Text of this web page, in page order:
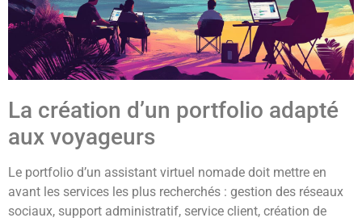
La création d’un portfolio adapté
aux voyageurs
Le portfolio d’un assistant virtuel nomade doit mettre en
avant les services les plus recherchés : gestion des réseaux
sociaux, support administratif, service client, création de